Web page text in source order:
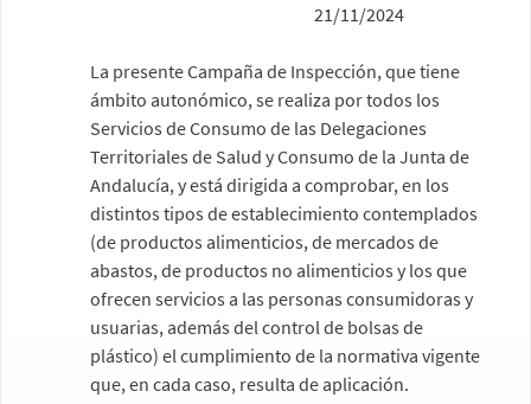
21/11/2024
La presente Campaña de Inspección, que tiene
ámbito autonómico, se realiza por todos los
Servicios de Consumo de las Delegaciones
Territoriales de Salud y Consumo de la Junta de
Andalucía, y está dirigida a comprobar, en los
distintos tipos de establecimiento contemplados
(de productos alimenticios, de mercados de
abastos, de productos no alimenticios y los que
ofrecen servicios a las personas consumidoras y
usuarias, además del control de bolsas de
plástico) el cumplimiento de la normativa vigente
que, en cada caso, resulta de aplicación.